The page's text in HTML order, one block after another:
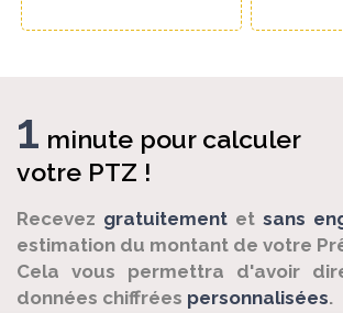
1 minute pour calculer
votre PTZ !
Recevez gratuitement et sans
estimation du montant de votre
Cela vous permettra d'avoir
données chiffrées personnalisées.